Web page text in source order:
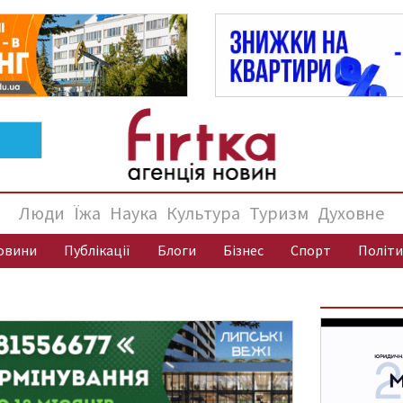
Люди Їжа Наука Культура Туризм Духовне
Публікації Блоги Бізнес Спорт